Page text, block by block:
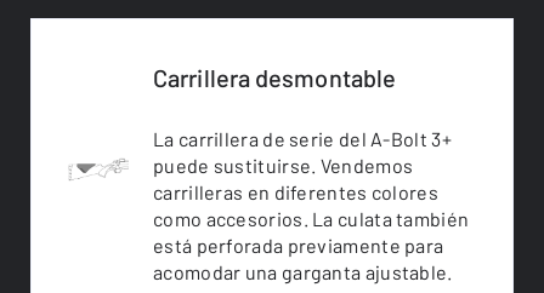
Carrillera desmontable
La carrillera de serie del A-Bolt 3+
puede sustituirse. Vendemos
carrilleras en diferentes colores
como accesorios. La culata también
está perforada previamente para
acomodar una garganta ajustable.